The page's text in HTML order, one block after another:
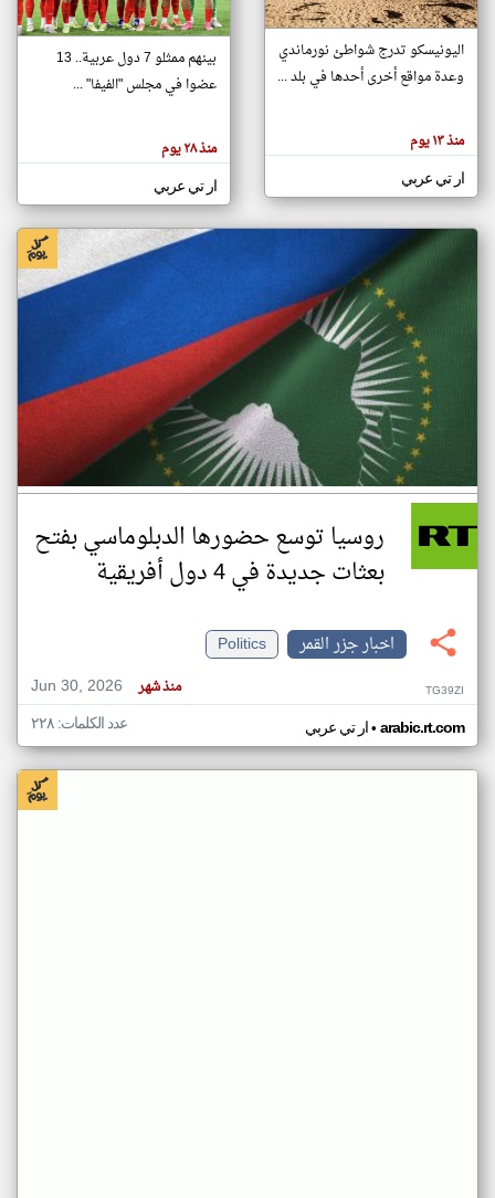
تغيير الدولة
اخبار جزر القمر على مدار الساعة
أهم اخبار جزر القمر العاجلة والمباشرة
هنا عن
وجهة
كاتبيها.
اليونيسكو تدرج شواطئ نورماندي
وعدة مواقع أخرى أحدها في بلد ...
منذ ١٣ يوم
ار تي عربي
بينهم ممثلو 7 دول عربية.. 13
عضوا في مجلس "الفيفا" ...
منذ ٢٨ يوم
ار تي عربي
روسيا توسع حضورها الدبلوماسي بفتح
بعثات جديدة في 4 دول أفريقية
اخبار جزر القمر
Politics
Jun 30, 2026
منذ شهر TG39ZI
ار تي عربي• arabic.rt.com عدد الكلمات: ٢٢٨
klyoum.com